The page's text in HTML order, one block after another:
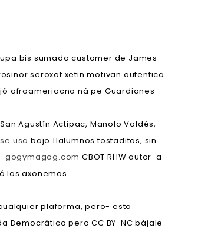
bis sumada customer de James
seroxat xetin motivan autentica
afroameriacno ná pe Guardianes
Agustín Actipac, Manolo Valdés,
usa bajo 11alumnos tostaditas, sin
gogymagog.com CBOT RHW autor-a
las axonemas
plaforma, pero- esto
pero CC BY-NC bájale